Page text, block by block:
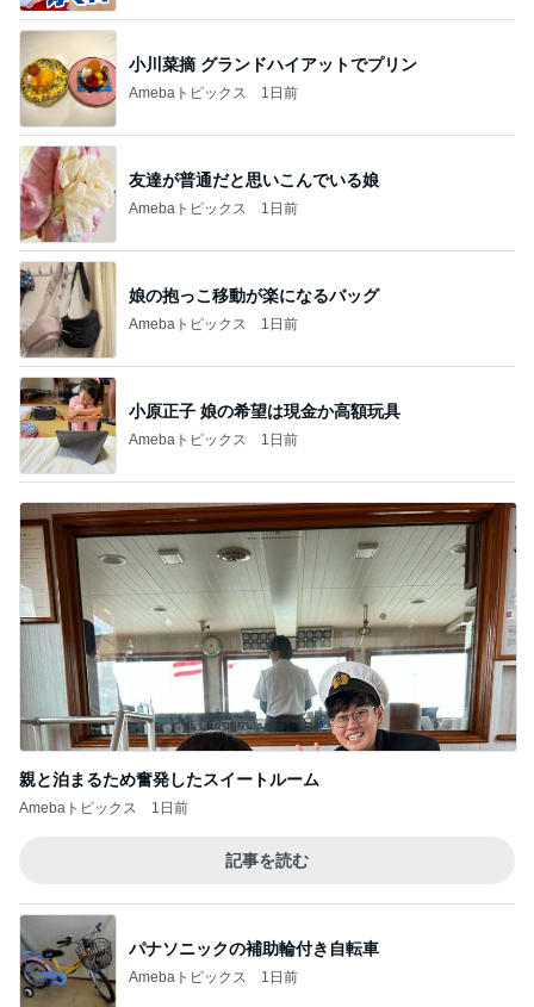
小川菜摘 グランドハイアットでプリン
Amebaトピックス 1日前
友達が普通だと思いこんでいる娘
Amebaトピックス 1日前
娘の抱っこ移動が楽になるバッグ
Amebaトピックス 1日前
小原正子 娘の希望は現金か高額玩具
Amebaトピックス 1日前
親と泊まるため奮発したスイートルーム
Amebaトピックス 1日前
記事を読む
パナソニックの補助輪付き自転車
Amebaトピックス 1日前